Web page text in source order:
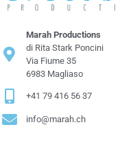
Marah Productions
di Rita Stark Poncini
Via Fiume 35
6983 Magliaso
+41 79 416 56 37
info@marah.ch